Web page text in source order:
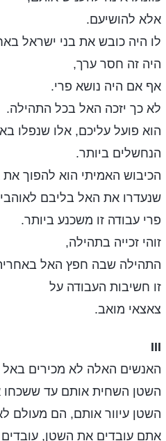
אלא להושיעם.
לו היה כובש את בני ישראל
היה זה חסר ערך,
אף אם היה נושא פרי.
לא כך יזכה האל בכל התהילה.
הוא פועל עליכם, אלו שנפלו
הנחשלים ביותר.
הכיבוש האמיתי הוא להפוך
שנעדרו את האל בליבם
פרי עבודה זו משכנע ביותר.
זוהי זכייה בתהילה,
התהילה שבה חפץ האל
זו חשיבות העבודה על
צאצאי מואב.
III
האנשים האלה לא מכירים באל
השטן השחית אותם עד ששכחו
השטן עיוור אותם, הם מעולם
אתם עובדים את השטן, עובדים